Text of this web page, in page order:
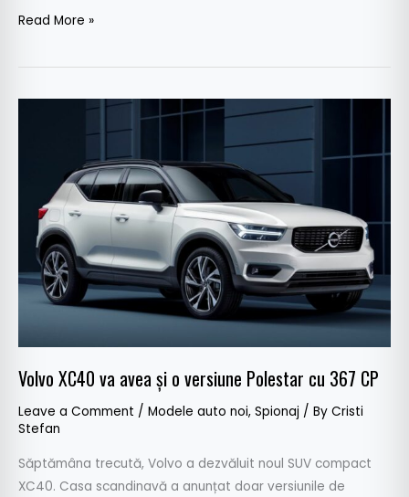
Read More »
Volvo XC40 va avea și o versiune Polestar cu 367 CP
Leave a Comment / Modele auto noi, Spionaj / By Cristi
Stefan
Săptămâna trecută, Volvo a dezvăluit noul SUV compact
XC40. Casa scandinavă a anunțat doar versiunile de
versiune
Polestar
cu